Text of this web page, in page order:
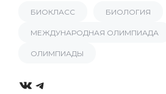
БИОКЛАСС БИОЛОГИЯ
МЕЖДУНАРОДНАЯ ОЛИМПИАДА
ОЛИМПИАДЫ
VKTelegram